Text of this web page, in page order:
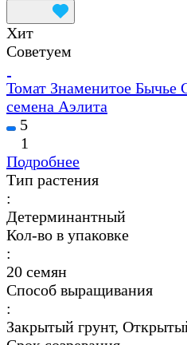
Хит
Советуем
Томат Знаменитое Бычье
семена Аэлита
5
1
Подробнее
Тип растения
:
Детерминантный
Кол-во в упаковке
:
20 семян
Способ выращивания
:
Закрытый грунт,